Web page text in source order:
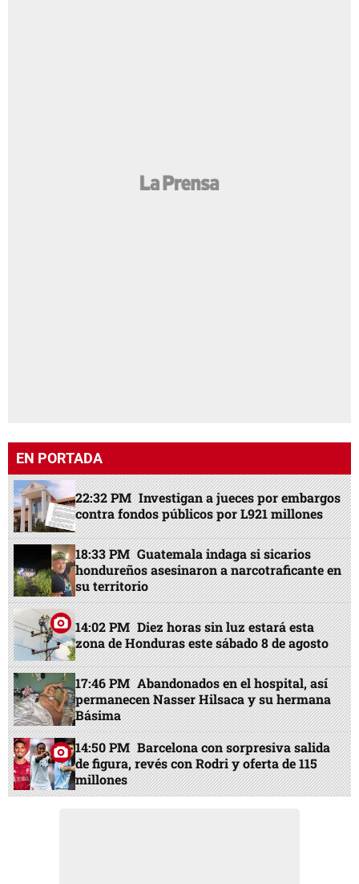
EN PORTADA
22:32 PM Investigan a jueces por embargos
contra fondos públicos por L921 millones
18:33 PM Guatemala indaga si sicarios
hondureños asesinaron a narcotraficante en
su territorio
14:02 PM Diez horas sin luz estará esta
zona de Honduras este sábado 8 de agosto
17:46 PM Abandonados en el hospital, así
permanecen Nasser Hilsaca y su hermana
Básima
14:50 PM Barcelona con sorpresiva salida
de figura, revés con Rodri y oferta de 115
millones